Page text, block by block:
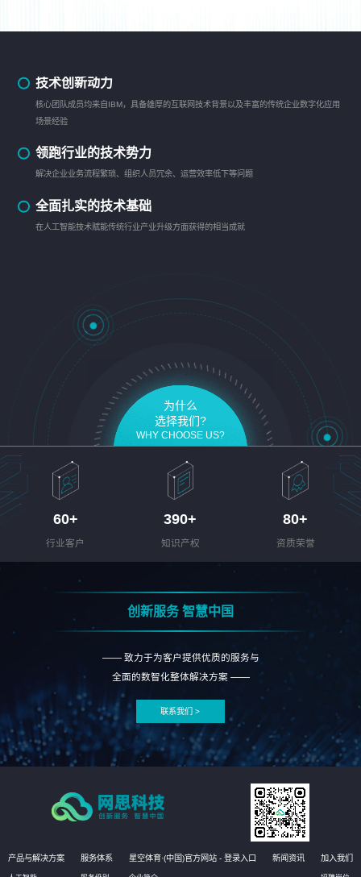
技术创新动力
核心团队成员均来自IBM，具备雄厚的互联网技术背景以及丰富的传统企业数字化应用
场景经验
领跑行业的技术势力
解决企业业务流程繁琐、组织人员冗余、运营效率低下等问题
全面扎实的技术基础
在人工智能技术赋能传统行业产业升级方面获得的相当成就
为什么
选择我们?
WHY CHOOSE US?
60+
行业客户
390+
知识产权
80+
资质荣誉
创新服务 智慧中国
—— 致力于为客户提供优质的服务与
全面的数智化整体解决方案 ——
联系我们 >
产品与解决方案 服务体系 星空体育·(中国)官方网站 - 登录入口 新闻资讯 加入我们